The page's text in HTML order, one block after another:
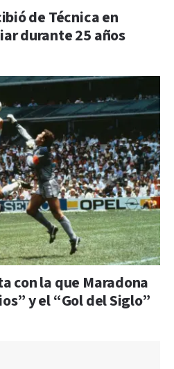
de Técnica en
durante 25 años
con la que Maradona
y el “Gol del Siglo”